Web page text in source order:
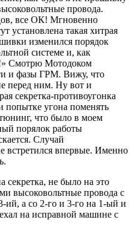
провода.
все ОК! Мгновенно
установлена такая хитрая
изменился порядок
системе и, как
Смотрю Мотодоком
и фазы ГРМ. Вижу, что
перед ним. Ну вот и
секретка-противоугонка
попытке угона поменять
что было в моем
порялок работы
Случай
встретился впервые. Именно
секретка, не было на это
высоковольтные провода с
ий, а со 2-го и 3-го на 1-ый и
на исправной машине с